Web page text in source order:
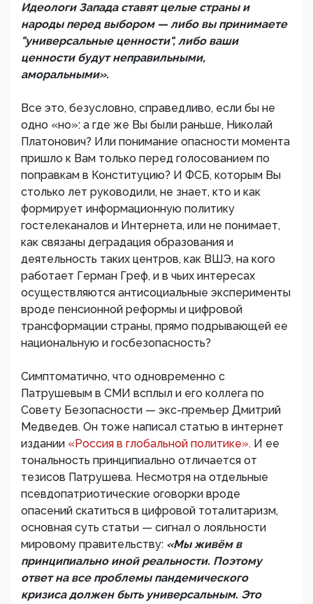
Идеологи Запада ставят целые страны и
народы перед выбором — либо вы принимаете
"универсальные ценности", либо ваши
ценности будут неправильными,
аморальными».
Все это, безусловно, справедливо, если бы не
одно «но»: а где же Вы были раньше, Николай
Платонович? Или понимание опасности момента
пришло к Вам только перед голосованием по
поправкам в Конституцию? И ФСБ, которым Вы
столько лет руководили, не знает, кто и как
формирует информационную политику
гостелеканалов и Интернета, или не понимает,
как связаны деградация образования и
деятельность таких центров, как ВШЭ, на кого
работает Герман Греф, и в чьих интересах
осуществляются антисоциальные эксперименты
вроде пенсионной реформы и цифровой
трансформации страны, прямо подрывающей ее
национальную и госбезопасность?
Симптоматично, что одновременно с
Патрушевым в СМИ всплыл и его коллега по
Совету Безопасности — экс-премьер Дмитрий
Медведев. Он тоже написал статью в интернет
издании «Россия в глобальной политике». И ее
тональность принципиально отличается от
тезисов Патрушева. Несмотря на отдельные
псевдопатриотические оговорки вроде
опасений скатиться в цифровой тоталитаризм,
основная суть статьи — сигнал о лояльности
мировому правительству: «Мы живём в
принципиально иной реальности. Поэтому
ответ на все проблемы пандемического
кризиса должен быть универсальным. Это